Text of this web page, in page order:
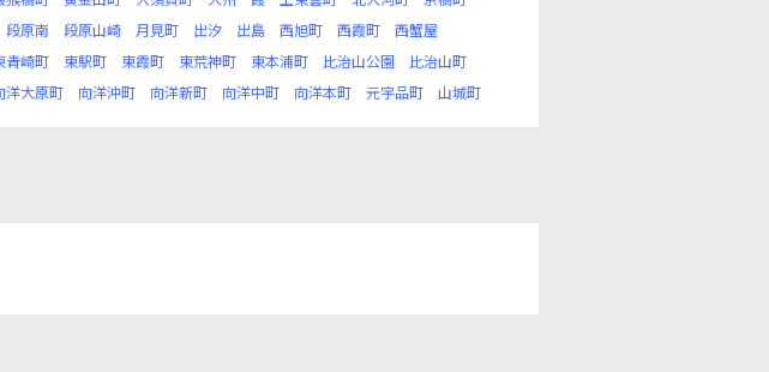
段原南 段原山崎 月見町 出汐 出島 西旭町 西霞町
西蟹屋
青崎町 東駅町 東霞町 東荒神町 東本浦町 比治山公園
比治山町
洋大原町 向洋沖町 向洋新町 向洋中町 向洋本町 元宇品町 山城町